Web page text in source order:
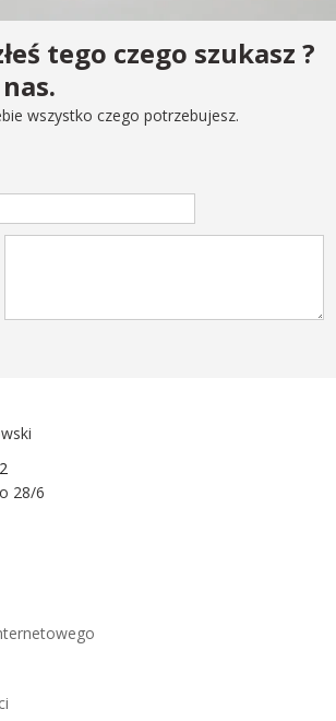
tego czego szukasz ?
wszystko czego potrzebujesz.
28/6